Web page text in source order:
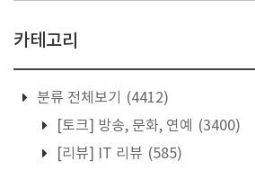
카테고리
분류 전체보기
(4412)
[토크] 방송, 문화, 연예
(3400)
[리뷰] IT 리뷰 (585)